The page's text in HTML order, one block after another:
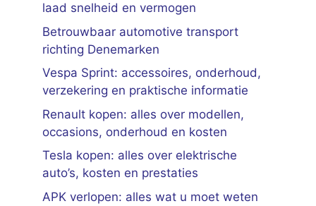
laad snelheid en vermogen
Betrouwbaar automotive transport
richting Denemarken
Vespa Sprint: accessoires, onderhoud,
verzekering en praktische informatie
Renault kopen: alles over modellen,
occasions, onderhoud en kosten
Tesla kopen: alles over elektrische
auto’s, kosten en prestaties
APK verlopen: alles wat u moet weten